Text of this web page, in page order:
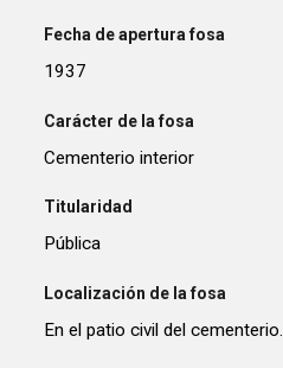
Fecha de apertura fosa
1937
Carácter de la fosa
Cementerio interior
Titularidad
Pública
Localización de la fosa
En el patio civil del cementerio.